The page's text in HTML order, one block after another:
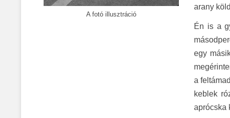
A fotó illusztráció
arany
Én is a
egy
a
keblek
aprócska